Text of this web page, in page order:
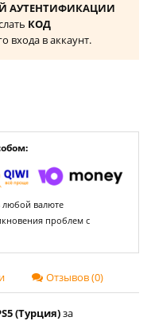
АУТЕНТИФИКАЦИИ
КОД
входа в аккаунт.
валюте
проблем с
Отзывов (0)
(Турция)за